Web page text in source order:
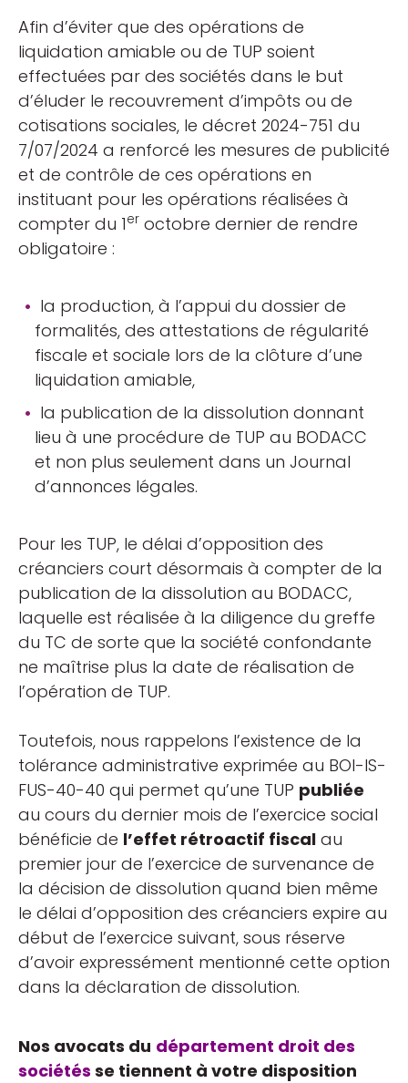
Afin d’éviter que des opérations de
liquidation amiable ou de TUP soient
effectuées par des sociétés dans le but
d’éluder le recouvrement d’impôts ou de
cotisations sociales, le décret 2024-751 du
7/07/2024 a renforcé les mesures de publicité
et de contrôle de ces opérations en
instituant pour les opérations réalisées à
compter du 1er octobre dernier de rendre
obligatoire :
la production, à l’appui du dossier de
formalités, des attestations de régularité
fiscale et sociale lors de la clôture d’une
liquidation amiable,
la publication de la dissolution donnant
lieu à une procédure de TUP au BODACC
et non plus seulement dans un Journal
d’annonces légales.
Pour les TUP, le délai d’opposition des
créanciers court désormais à compter de la
publication de la dissolution au BODACC,
laquelle est réalisée à la diligence du greffe
du TC de sorte que la société confondante
ne maîtrise plus la date de réalisation de
l’opération de TUP.
Toutefois, nous rappelons l’existence de la
tolérance administrative exprimée au BOI-IS-
FUS-40-40 qui permet qu’une TUP publiée
au cours du dernier mois de l’exercice social
bénéficie de l’effet rétroactif fiscal au
premier jour de l’exercice de survenance de
la décision de dissolution quand bien même
le délai d’opposition des créanciers expire au
début de l’exercice suivant, sous réserve
d’avoir expressément mentionné cette option
dans la déclaration de dissolution.
Nos avocats du département droit des
sociétés se tiennent à votre disposition